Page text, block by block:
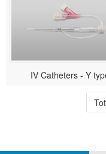
IV Catheters - Y